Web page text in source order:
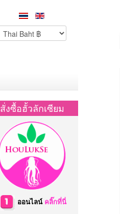
สั่งซื้อฮั้วลักเซียม
ออนไลน์ คลิ๊กที่นี่